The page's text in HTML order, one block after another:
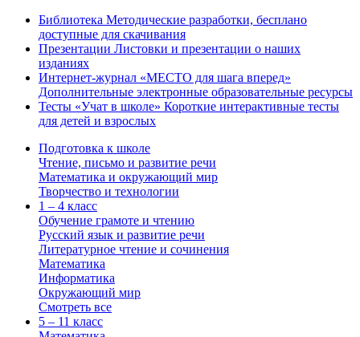
Библиотека Методические разработки, бесплано
доступные для скачивания
Презентации Листовки и презентации о наших
изданиях
Интернет-журнал «МЕСТО для шага вперед»
Дополнительные электронные образовательные ресурсы
Тесты «Учат в школе» Короткие интерактивные тесты
для детей и взрослых
Подготовка к школе
Чтение, письмо и развитие речи
Математика и окружающий мир
Творчество и технологии
1 – 4 класс
Обучение грамоте и чтению
Русский язык и развитие речи
Литературное чтение и сочинения
Математика
Информатика
Окружающий мир
Смотреть все
5 – 11 класс